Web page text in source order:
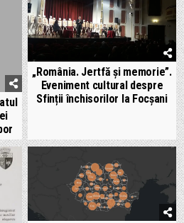
„România. Jertfă și memorie”.
Eveniment cultural despre
Sfinții închisorilor la Focșani